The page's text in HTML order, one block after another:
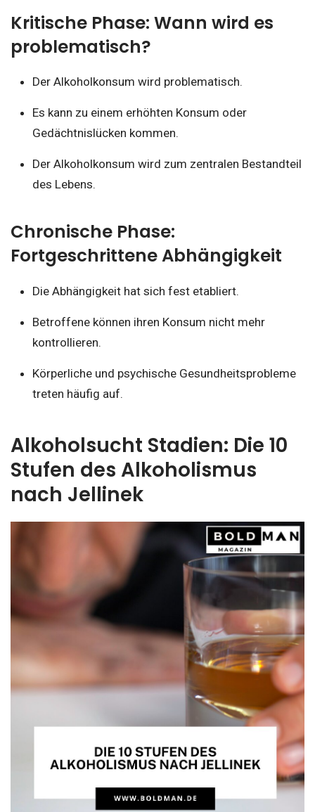
Kritische Phase: Wann wird es
problematisch?
Der Alkoholkonsum wird problematisch.
Es kann zu einem erhöhten Konsum oder
Gedächtnislücken kommen.
Der Alkoholkonsum wird zum zentralen Bestandteil
des Lebens.
Chronische Phase:
Fortgeschrittene Abhängigkeit
Die Abhängigkeit hat sich fest etabliert.
Betroffene können ihren Konsum nicht mehr
kontrollieren.
Körperliche und psychische Gesundheitsprobleme
treten häufig auf.
Alkoholsucht Stadien: Die 10
Stufen des Alkoholismus
nach Jellinek